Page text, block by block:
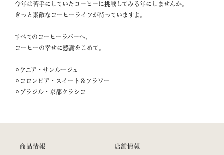
今年は苦手にしていたコーヒーに挑戦してみる年にしませんか。
きっと素敵なコーヒーライフが待っていますよ。
すべてのコーヒーラバーへ、
コーヒーの幸せに感謝をこめて。
⚪︎ケニア・サンルージュ
⚪︎コロンビア・スイート＆フラワー
⚪︎ブラジル・京都クラシコ
商品情報 店舗情報